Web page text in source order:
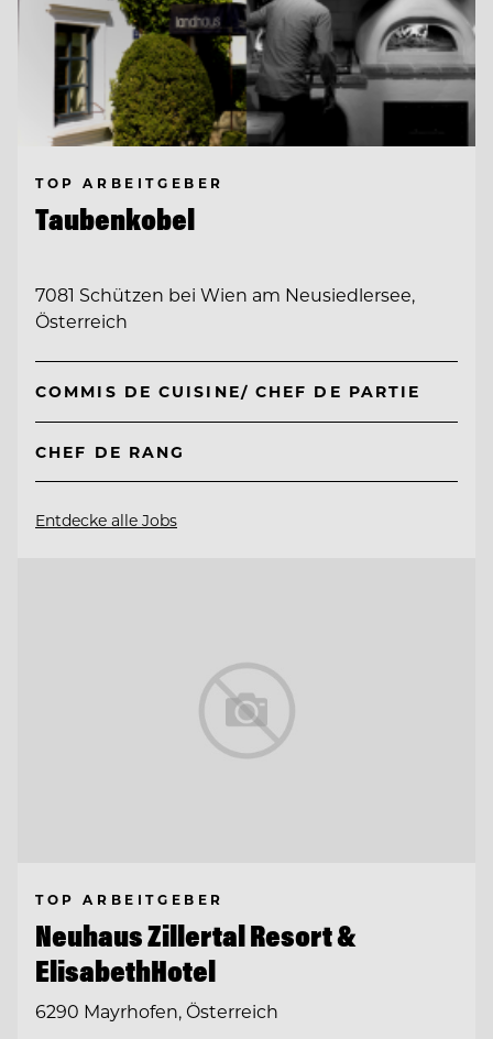
TOP ARBEITGEBER
Taubenkobel
7081 Schützen bei Wien am Neusiedlersee,
Österreich
COMMIS DE CUISINE/ CHEF DE PARTIE
CHEF DE RANG
Entdecke alle Jobs
TOP ARBEITGEBER
Neuhaus Zillertal Resort &
ElisabethHotel
6290 Mayrhofen, Österreich